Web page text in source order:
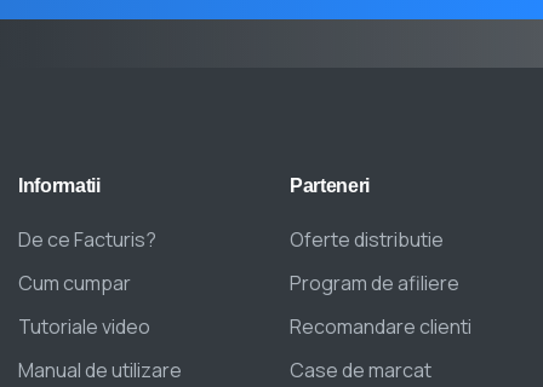
Informatii
De ce Facturis?
Cum cumpar
Tutoriale video
Manual de utilizare
Parteneri
Oferte distributie
Program de afiliere
Recomandare clienti
Case de marcat